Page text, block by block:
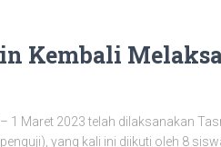
Kembali
1 Maret 2023 telah dilaksanakan
yang kali ini diikuti oleh 8